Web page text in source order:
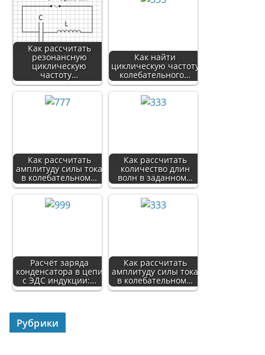
Как рассчитать
резонансную
циклическую
частоту…
Как найти
циклическую частоту
колебательного…
Как рассчитать
амплитуду силы тока
в колебательном…
Как рассчитать
количество длин
волн в заданном…
Расчёт заряда
конденсатора в цепи
с ЭДС индукции:…
Как рассчитать
амплитуду силы тока
в колебательном…
Рубрики